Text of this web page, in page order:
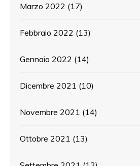
Marzo 2022 (17)
Febbraio 2022 (13)
Gennaio 2022 (14)
Dicembre 2021 (10)
Novembre 2021 (14)
Ottobre 2021 (13)